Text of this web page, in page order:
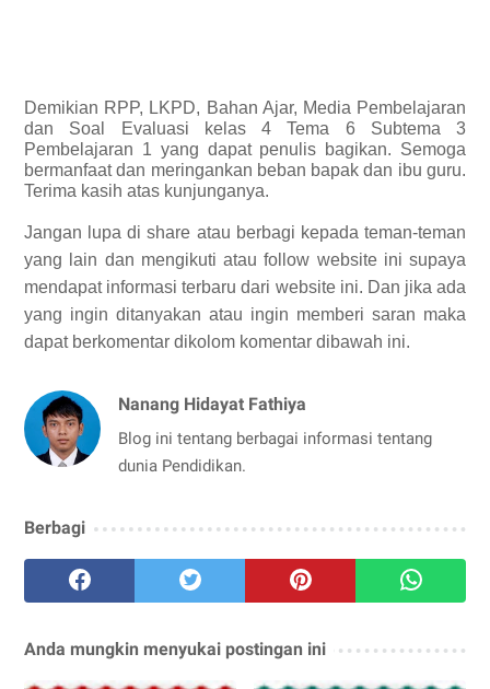
Demikian RPP, LKPD, Bahan Ajar, Media Pembelajaran
dan Soal Evaluasi kelas 4 Tema 6 Subtema 3
Pembelajaran 1 yang dapat penulis bagikan. Semoga
bermanfaat dan meringankan beban bapak dan ibu guru.
Terima kasih atas kunjunganya.
Jangan lupa di share atau berbagi kepada teman-teman
yang lain dan mengikuti atau follow website ini supaya
mendapat informasi terbaru dari website ini. Dan jika ada
yang ingin ditanyakan atau ingin memberi saran maka
dapat berkomentar dikolom komentar dibawah ini.
Nanang Hidayat Fathiya
Blog ini tentang berbagai informasi tentang
dunia Pendidikan.
Berbagi
Anda mungkin menyukai postingan ini